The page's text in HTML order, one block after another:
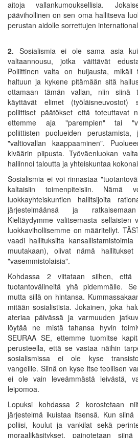
aitoja vallankumouksellisia.
päävihollinen on sen oma hallitseva
perustan aidolle sorrettujen
2. Sosialismia ei ole sama asia
valtaannousu, jotka väittävät
Poliittinen valta on huijausta,
haltuun ja kykene pitämään sitä
ottamaan tämän vallan, niin siinä
käyttävät elimet (työläisneuvostot)
poliittiset päätökset että toteuttavat
ettemme aja "parempien" tai
poliittisten puolueiden
"valtiovallan kaappaaminen".
kiväärin piipusta. Työväenluokan
hallinnoi taloutta ja yhteiskuntaa
Sosialismia ei voi rinnastaa
kaltaisiin toimenpiteisiin. Nämä
luokkayhteiskuntien hallitsijoita
järjestelmäänsä ja
Kieltäydymme valitsemasta sellaisten
luokkavihollisemme on määritellyt.
vaadi hallituksilta
muutakaan), olivat nämä
"vasemmistolaisia".
Kohdassa 2 viitataan siihen, että
tuotantovälineitä yhä pidemmälle.
mutta sillä on hintansa.
mitään sosialistista. Jokainen, joka
ateriaa päivässä ja varmuuden
löytää ne mistä tahansa hyvin
SEURAA SE, ettemme tuomitse
perusteella, että se vastaa näihin
sosialismissa ei ole kyse
vangeille. Siinä on kyse itse teollisen
ei ole vain leveämmästä leivästä,
leipomoa.
Lopuksi kohdassa 2 korostetaan
järjestelmä ikuistaa itsensä. Kun
poliisi, koulut ja vankilat sekä
moraalikäsitykset, painotetaan